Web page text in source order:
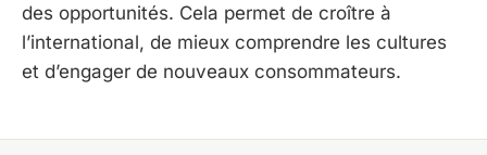
des opportunités. Cela permet de croître à
l’international, de mieux comprendre les cultures
et d’engager de nouveaux consommateurs.